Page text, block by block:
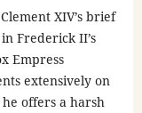
XIV’s brief
Frederick II’s
Empress
extensively on
offers a harsh